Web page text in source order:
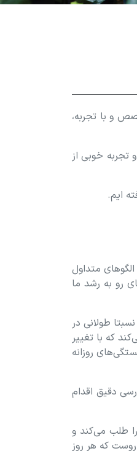
متخصص و با تجربه،
خوبی از
ایم.
متداول
رو به رشد ما
طولانی در
که با تغییر
روزانه
دقیق اقدام
طلب می‏‌کند و
که هر روز